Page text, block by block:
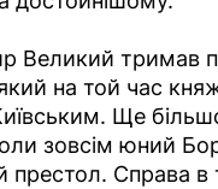
Великий тримав
на той час
Ще
зовсім юний
Справа в